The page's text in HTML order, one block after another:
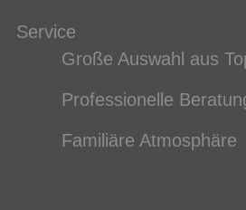
Service
Große Auswahl aus
Professionelle
Familiäre Atmosphäre